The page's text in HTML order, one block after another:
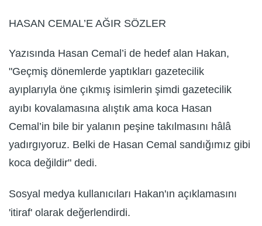
HASAN CEMAL’E AĞIR SÖZLER
Yazısında Hasan Cemal’i de hedef alan Hakan,
"Geçmiş dönemlerde yaptıkları gazetecilik
ayıplarıyla öne çıkmış isimlerin şimdi gazetecilik
ayıbı kovalamasına alıştık ama koca Hasan
Cemal’in bile bir yalanın peşine takılmasını hâlâ
yadırgıyoruz. Belki de Hasan Cemal sandığımız gibi
koca değildir" dedi.
Sosyal medya kullanıcıları Hakan'ın açıklamasını
'itiraf' olarak değerlendirdi.